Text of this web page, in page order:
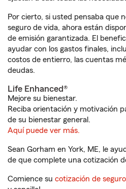
Por cierto, si usted pensaba que
seguro de vida, ahora están
de emisión garantizada. El
ayudar con los gastos finales,
costos de entierro, las cuentas
deudas.
Life Enhanced®
Mejore su bienestar.
Reciba orientación y motivación
de su bienestar general.
Aquí puede ver más.
Sean Gorham en York, ME, le
de que complete una cotización
Comience su cotización de